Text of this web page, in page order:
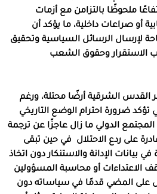
ملحوظًا بالتزامن مع أزمات
أو صراعات داخلية، ما يؤكد أن
لإرسال الرسائل السياسية وتحقيق
الاستقرار وحقوق الشعب
القدس الشرقية أرضًا محتلة، ورغم
تؤكد ضرورة احترام الوضع التاريخي
المجتمع الدولي ما زال عاجزًا عن ترجمة
على ردع الاحتلال
في حين تبقى
الإدانة والاستنكار دون اتخاذ
الاعتداءات أو محاسبة المسؤولين
على المضي قدمًا في سياساته دون